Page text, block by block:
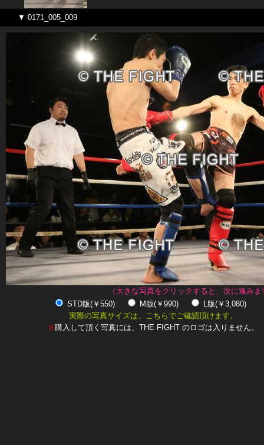
▼ 0171_005_009
（大きな写真をクリックすると、次に進みま
STD版(￥550)
M版(￥990)
L版(￥3,080)
実際の写真サイズは、こちらでご確認頂けます。
※購入して頂く写真には、THE FIGHT のロゴは入りません。